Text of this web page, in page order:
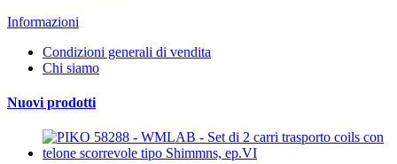
Informazioni
Condizioni generali di vendita
Chi siamo
Nuovi prodotti